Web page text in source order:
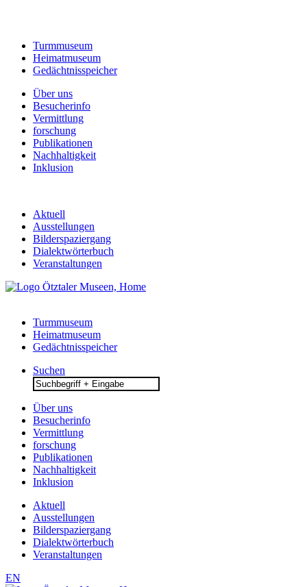
Turmmuseum
Heimatmuseum
Gedächtnisspeicher
Über uns
Besucherinfo
Vermittlung
forschung
Publikationen
Nachhaltigkeit
Inklusion
Aktuell
Ausstellungen
Bilderspaziergang
Dialektwörterbuch
Veranstaltungen
Turmmuseum
Heimatmuseum
Gedächtnisspeicher
Suchen
Search
for:
Über uns
Besucherinfo
Vermittlung
forschung
Publikationen
Nachhaltigkeit
Inklusion
Aktuell
Ausstellungen
Bilderspaziergang
Dialektwörterbuch
Veranstaltungen
EN